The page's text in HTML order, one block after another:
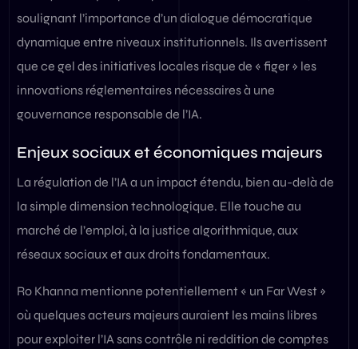
soulignant l’importance d’un dialogue démocratique
dynamique entre niveaux institutionnels. Ils avertissent
que ce gel des initiatives locales risque de « figer » les
innovations réglementaires nécessaires à une
gouvernance responsable de l’IA.
Enjeux sociaux et économiques majeurs
La régulation de l’IA a un impact étendu, bien au-delà de
la simple dimension technologique. Elle touche au
marché de l’emploi, à la justice algorithmique, aux
réseaux sociaux et aux droits fondamentaux.
Ro Khanna mentionne potentiellement « un Far West »
où quelques acteurs majeurs auraient les mains libres
pour exploiter l’IA sans contrôle ni reddition de comptes